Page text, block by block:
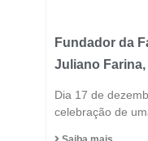
Fundador da
Juliano
Honorário do
Dia 17 de
celebração de